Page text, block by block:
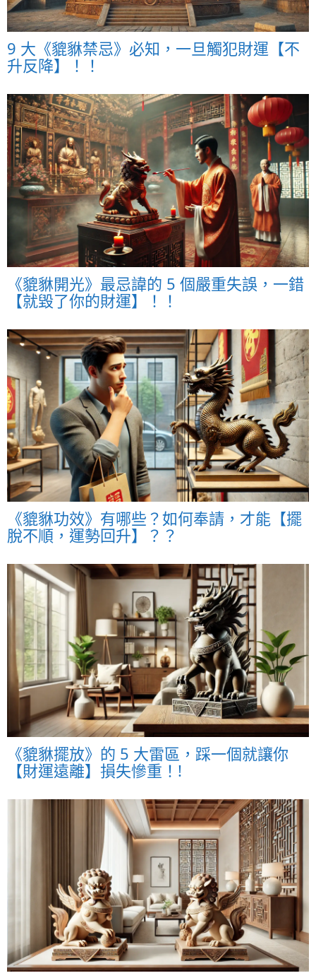
9 大《貔貅禁忌》必知，一旦觸犯財運【不
升反降】！！
《貔貅開光》最忌諱的 5 個嚴重失誤，一錯
【就毀了你的財運】！！
《貔貅功效》有哪些？如何奉請，才能【擺
脫不順，運勢回升】？？
《貔貅擺放》的 5 大雷區，踩一個就讓你
【財運遠離】損失慘重！!